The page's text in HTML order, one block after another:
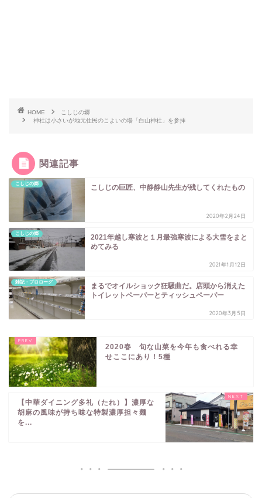
HOME
こしじの郷
神社は小さいが地元住民のこよいの場「白山神社」を参拝
関連記事
こしじの郷 こしじの巨匠、中静静山先生が残してくれたもの
2020年2月24日
こしじの郷
2021年越し寒波と１月最強寒波による大雪をまと
めてみる
2021年1月12日
雑記・プロローグ
まるでオイルショック狂騒曲だ。店頭から消えた
トイレットペーパーとティッシュペーパー
2020年3月5日
2020春 旬な山菜を今年も食べれる幸
せここにあり！5種
【中華ダイニング多礼（たれ）】濃厚な
胡麻の風味が持ち味な特製濃厚担々麺
を...